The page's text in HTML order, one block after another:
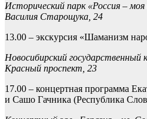
Исторический парк «Россия – моя
Василия Старощука, 24
13.00 – экскурсия «Шаманизм
Новосибирский государственный
Красный проспект, 23
17.00 – концертная программа
и Сашо Гачника (Республика